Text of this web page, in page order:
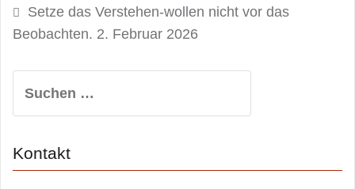
Setze das Verstehen-wollen nicht vor das
Beobachten. 2. Februar 2026
nach:
Kontakt